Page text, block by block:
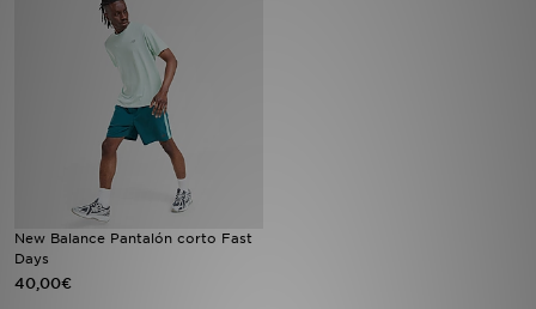
New Balance Pantalón corto Fast
Days
40,00€
Deportes & Fitness
TARJETA REGALO
MI JD